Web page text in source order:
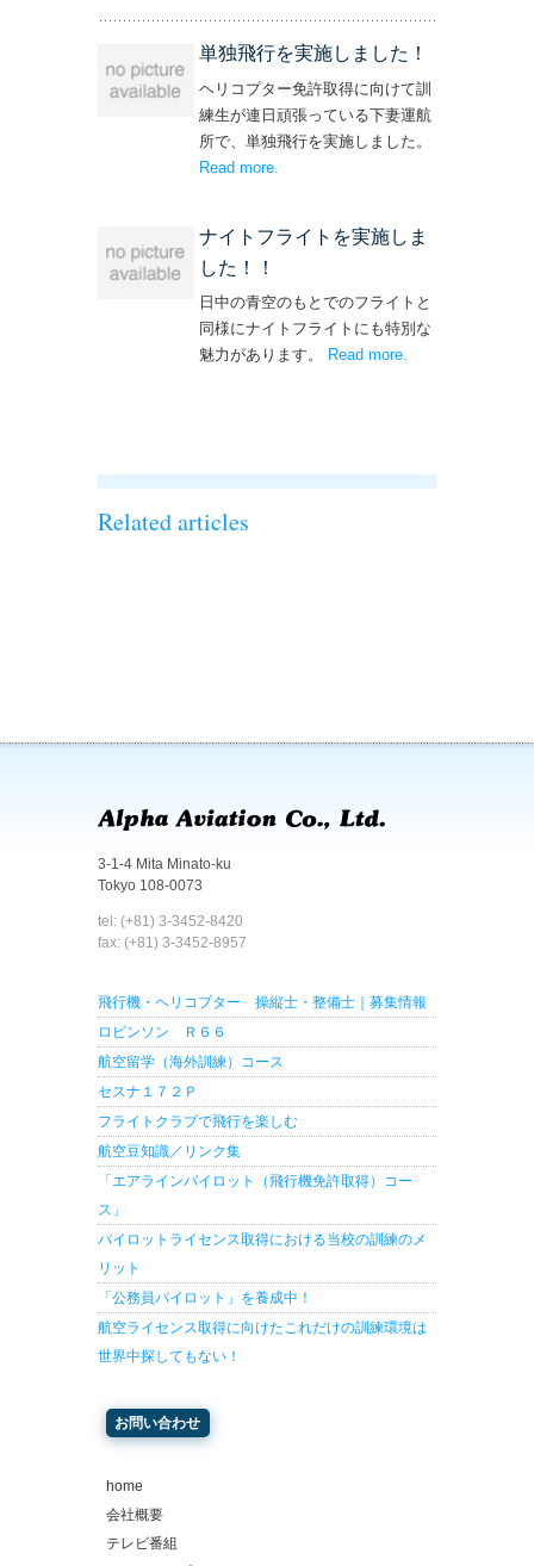
単独飛行を実施しました！
ヘリコプター免許取得に向けて訓
練生が連日頑張っている下妻運航
所で、単独飛行を実施しました。
Read more
ナイトフライトを実施しま
した！！
日中の青空のもとでのフライトと
同様にナイトフライトにも特別な
魅力があります。
Read more– ‘ナイトフライト
.
Related articles
3-1-4 Mita Minato-ku
Tokyo 108-0073
tel: (+81) 3-3452-8420
fax: (+81) 3-3452-8957
飛行機・ヘリコプター 操縦士・整備士｜募集情報
ロビンソン Ｒ６６
航空留学（海外訓練）コース
セスナ１７２Ｐ
フライトクラブで飛行を楽しむ
航空豆知識／リンク集
「エアラインパイロット（飛行機免許取得）コー
ス」
パイロットライセンス取得における当校の訓練のメ
リット
「公務員パイロット」を養成中！
航空ライセンス取得に向けたこれだけの訓練環境は
世界中探してもない！
お問い合わせ
home
会社概要
テレビ番組